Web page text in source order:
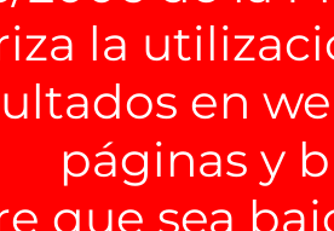
la
en
páginas y
que sea